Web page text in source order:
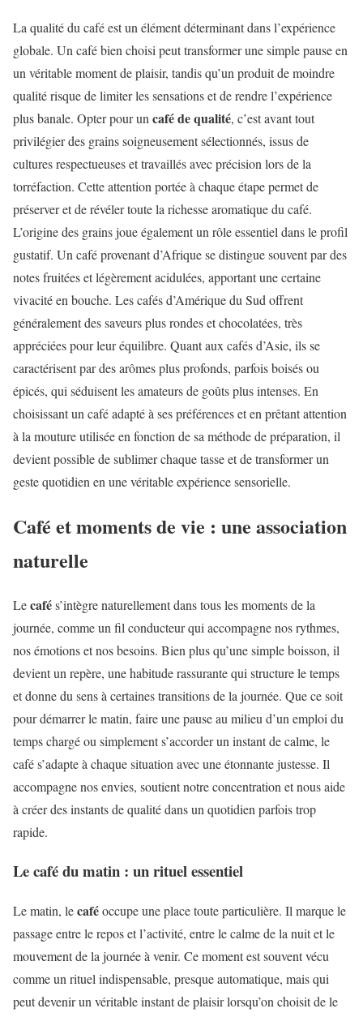
La qualité du café est un élément déterminant dans l’expérience
globale. Un café bien choisi peut transformer une simple pause en
un véritable moment de plaisir, tandis qu’un produit de moindre
qualité risque de limiter les sensations et de rendre l’expérience
plus banale. Opter pour un café de qualité, c’est avant tout
privilégier des grains soigneusement sélectionnés, issus de
cultures respectueuses et travaillés avec précision lors de la
torréfaction. Cette attention portée à chaque étape permet de
préserver et de révéler toute la richesse aromatique du café.
L’origine des grains joue également un rôle essentiel dans le profil
gustatif. Un café provenant d’Afrique se distingue souvent par des
notes fruitées et légèrement acidulées, apportant une certaine
vivacité en bouche. Les cafés d’Amérique du Sud offrent
généralement des saveurs plus rondes et chocolatées, très
appréciées pour leur équilibre. Quant aux cafés d’Asie, ils se
caractérisent par des arômes plus profonds, parfois boisés ou
épicés, qui séduisent les amateurs de goûts plus intenses. En
choisissant un café adapté à ses préférences et en prêtant attention
à la mouture utilisée en fonction de sa méthode de préparation, il
devient possible de sublimer chaque tasse et de transformer un
geste quotidien en une véritable expérience sensorielle.
Café et moments de vie : une association
naturelle
Lecafés’intègre naturellement dans tous les moments de la
journée, comme un fil conducteur qui accompagne nos rythmes,
nos émotions et nos besoins. Bien plus qu’une simple boisson, il
devient un repère, une habitude rassurante qui structure le temps
et donne du sens à certaines transitions de la journée. Que ce soit
pour démarrer le matin, faire une pause au milieu d’un emploi du
temps chargé ou simplement s’accorder un instant de calme, le
café s’adapte à chaque situation avec une étonnante justesse. Il
accompagne nos envies, soutient notre concentration et nous aide
à créer des instants de qualité dans un quotidien parfois trop
rapide.
Le café du matin : un rituel essentiel
Le matin, lecaféoccupe une place toute particulière. Il marque le
passage entre le repos et l’activité, entre le calme de la nuit et le
mouvement de la journée à venir. Ce moment est souvent vécu
comme un rituel indispensable, presque automatique, mais qui
peut devenir un véritable instant de plaisir lorsqu’on choisit de le